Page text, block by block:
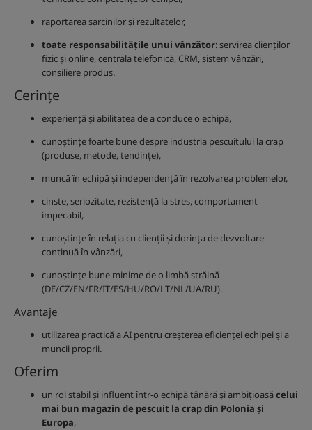
raportarea sarcinilor și rezultatelor,
toate responsabilitățile unui vânzător: servirea clienților
fizic și online, centrala telefonică, CRM, sistem vânzări,
consiliere produs.
Cerințe
experiență și abilitatea de a conduce o echipă,
cunoștințe foarte bune despre industria pescuitului la crap
(produse, metode, tendințe),
muncă în echipă și independență în rezolvarea problemelor,
cinste, seriozitate, rezistență la stres, comportament
impecabil,
cunoștințe în relația cu clienții și dorința de dezvoltare
continuă în vânzări,
cunoștințe bune minime de o limbă străină
(DE/CZ/EN/FR/IT/ES/HU/RO/LT/NL/UA/RU).
Avantaje
utilizarea practică a AI pentru creșterea eficienței echipei și a
muncii proprii.
Oferim
un rol stabil și influent într-o echipă tânără și ambițioasăcelui
mai bun magazin de pescuit la crap din Polonia și
Europa,